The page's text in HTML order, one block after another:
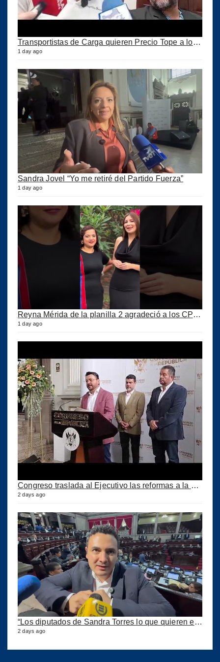
Transportistas de Carga quieren Precio Tope a los combustibles
1 day ago
Sandra Jovel “Yo me retiré del Partido Fuerza”
1 day ago
Reyna Mérida de la planilla 2 agradeció a los CPA por su confianza
1 day ago
Congreso traslada al Ejecutivo las reformas a la Ley del IUSI tras firma del Decreto 18-2026
2 days ago
2 days ago